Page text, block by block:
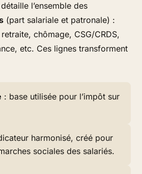
l’ensemble des
(part salariale et patronale) :
chômage, CSG/CRDS,
etc. Ces lignes transforment
: base utilisée pour l’impôt sur
harmonisé, créé pour
sociales des salariés.